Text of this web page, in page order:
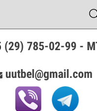
(29) 785-02-99 -
uutbel@gmail.com